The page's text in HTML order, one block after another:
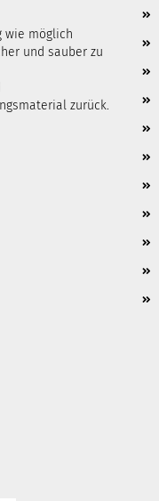
wie möglich
und sauber zu
zurück.